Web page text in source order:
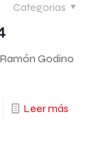
Categorias
Godino
Leer más